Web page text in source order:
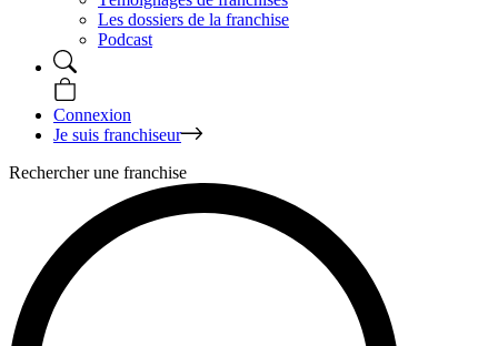
Les dossiers de la franchise
Podcast
Connexion
Je suis franchiseur
Rechercher une franchise